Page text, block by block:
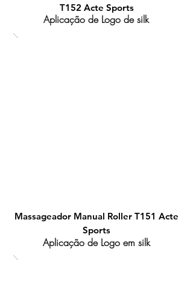
T152 Acte Sports
Aplicação de Logo de silk
Massageador Manual Roller T151 Acte
Sports
Aplicação de Logo em silk